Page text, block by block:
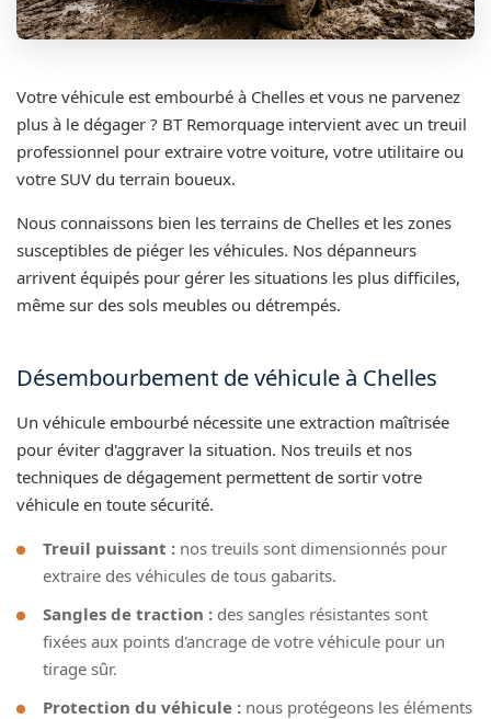
Votre véhicule est embourbé à Chelles et vous ne parvenez
plus à le dégager ? BT Remorquage intervient avec un treuil
professionnel pour extraire votre voiture, votre utilitaire ou
votre SUV du terrain boueux.
Nous connaissons bien les terrains de Chelles et les zones
susceptibles de piéger les véhicules. Nos dépanneurs
arrivent équipés pour gérer les situations les plus difficiles,
même sur des sols meubles ou détrempés.
Désembourbement de véhicule à Chelles
Un véhicule embourbé nécessite une extraction maîtrisée
pour éviter d'aggraver la situation. Nos treuils et nos
techniques de dégagement permettent de sortir votre
véhicule en toute sécurité.
Treuil puissant : nos treuils sont dimensionnés pour
extraire des véhicules de tous gabarits.
Sangles de traction : des sangles résistantes sont
fixées aux points d'ancrage de votre véhicule pour un
tirage sûr.
Protection du véhicule : nous protégeons les éléments